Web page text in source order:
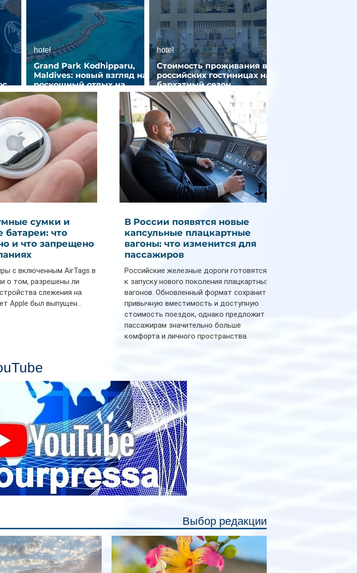
Grand Park Kodhipparu,
Maldives: новый взгляд на
роскошный отдых на
Мальдивах
hotel
Стоимость проживания в
российских гостиницах на
бархатный сезон
снизилась на 9%
hotel
сумки и
батареи: что
и что запрещено в
с включенным AirTags в
о том, разрешены ли
слежения на
Apple был выпущен...
В России появятся новые
капсульные плацкартные
вагоны: что изменится для
пассажиров
Российские железные дороги готовятся
к запуску нового поколения плацкартных
вагонов. Обновленный формат сохранит
привычную вместимость и доступную
стоимость поездок, однако предложит
пассажирам значительно больше
комфорта и личного пространства.
индивидуальные шторки у каждого
спального места. Они позволят
пассажирам закрыть свою полку во
время сна или отдыха, создав ощуще
Выбор редакции